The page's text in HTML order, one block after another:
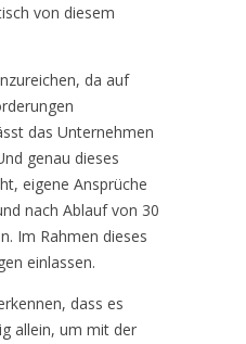
von diesem
da auf
das Unternehmen
genau dieses
eigene Ansprüche
nach Ablauf von 30
Im Rahmen dieses
einlassen.
dass es
allein, um mit der